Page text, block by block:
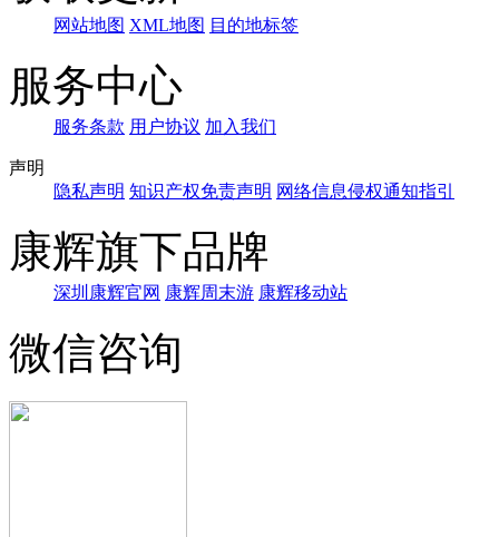
网站地图 XML地图 目的地标签
服务中心
服务条款 用户协议 加入我们
声明
隐私声明 知识产权免责声明 网络信息侵权通知指引
康辉旗下品牌
深圳康辉官网 康辉周末游 康辉移动站
微信咨询